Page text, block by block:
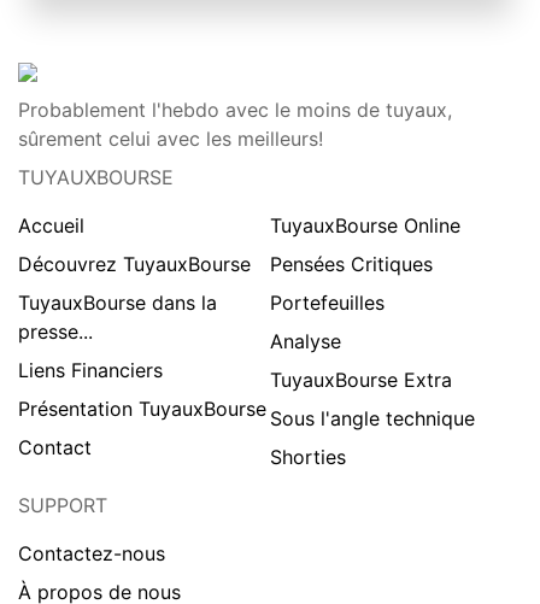
Probablement l'hebdo avec le moins de tuyaux,
sûrement celui avec les meilleurs!
TUYAUXBOURSE
Accueil
Découvrez TuyauxBourse
TuyauxBourse dans la
presse...
Liens Financiers
Présentation TuyauxBourse
Contact
TuyauxBourse Online
Pensées Critiques
Portefeuilles
Analyse
TuyauxBourse Extra
Sous l'angle technique
Shorties
SUPPORT
Contactez-nous
À propos de nous